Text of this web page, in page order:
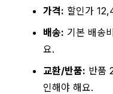
가격: 할인가
배송: 기본 배송
요.
교환/반품: 반품
인해야 해요.